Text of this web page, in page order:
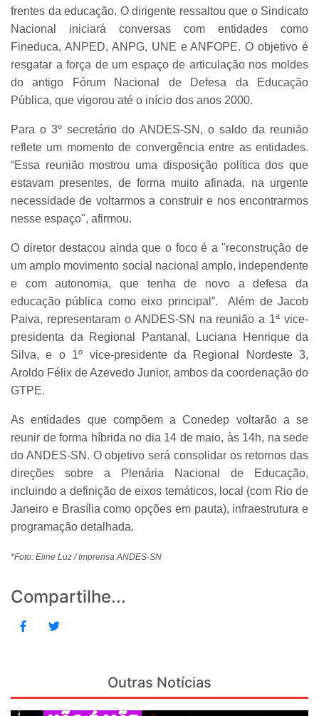
frentes da educação. O dirigente ressaltou que o Sindicato
Nacional iniciará conversas com entidades como
Fineduca, ANPED, ANPG, UNE e ANFOPE. O objetivo é
resgatar a força de um espaço de articulação nos moldes
do antigo Fórum Nacional de Defesa da Educação
Pública, que vigorou até o início dos anos 2000.
Para o 3º secretário do ANDES-SN, o saldo da reunião
reflete um momento de convergência entre as entidades.
“Essa reunião mostrou uma disposição política dos que
estavam presentes, de forma muito afinada, na urgente
necessidade de voltarmos a construir e nos encontrarmos
nesse espaço", afirmou.
O diretor destacou ainda que o foco é a "reconstrução de
um amplo movimento social nacional amplo, independente
e com autonomia, que tenha de novo a defesa da
educação pública como eixo principal”. Além de Jacob
Paiva, representaram o ANDES-SN na reunião a 1ª vice-
presidenta da Regional Pantanal, Luciana Henrique da
Silva, e o 1º vice-presidente da Regional Nordeste 3,
Aroldo Félix de Azevedo Junior, ambos da coordenação do
GTPE.
As entidades que compõem a Conedep voltarão a se
reunir de forma híbrida no dia 14 de maio, às 14h, na sede
do ANDES-SN. O objetivo será consolidar os retornos das
direções sobre a Plenária Nacional de Educação,
incluindo a definição de eixos temáticos, local (com Rio de
Janeiro e Brasília como opções em pauta), infraestrutura e
programação detalhada.
*Foto: Eline Luz / Imprensa ANDES-SN
Compartilhe...
Outras Notícias